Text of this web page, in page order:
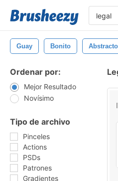
Guay Bonito Abstracto
Ordenar por:
Mejor Resultado
Novísimo
Tipo de archivo
Pinceles
Actions
PSDs
Patrones
Gradientes